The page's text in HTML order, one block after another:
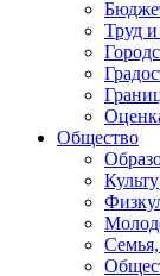
Труд и
Общество